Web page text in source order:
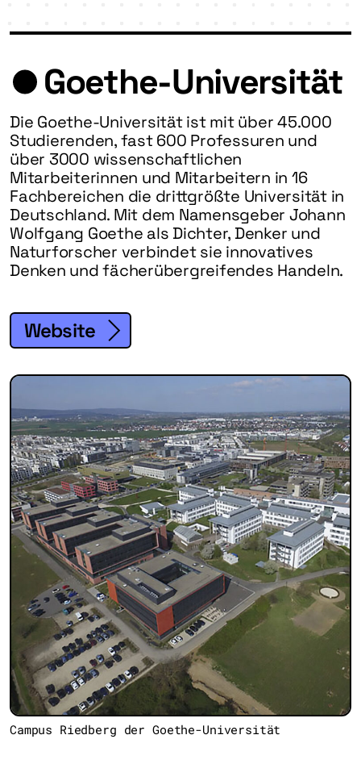
Campus Riedberg der Goethe-Universität
Goethe-Universität
Die Goethe-Universität ist mit über 45.000
Studierenden, fast 600 Professuren und
über 3000 wissenschaftlichen
Mitarbeiterinnen und Mitarbeitern in 16
Fachbereichen die drittgrößte Universität in
Deutschland. Mit dem Namensgeber Johann
Wolfgang Goethe als Dichter, Denker und
Naturforscher verbindet sie innovatives
Denken und fächerübergreifendes Handeln.
Website